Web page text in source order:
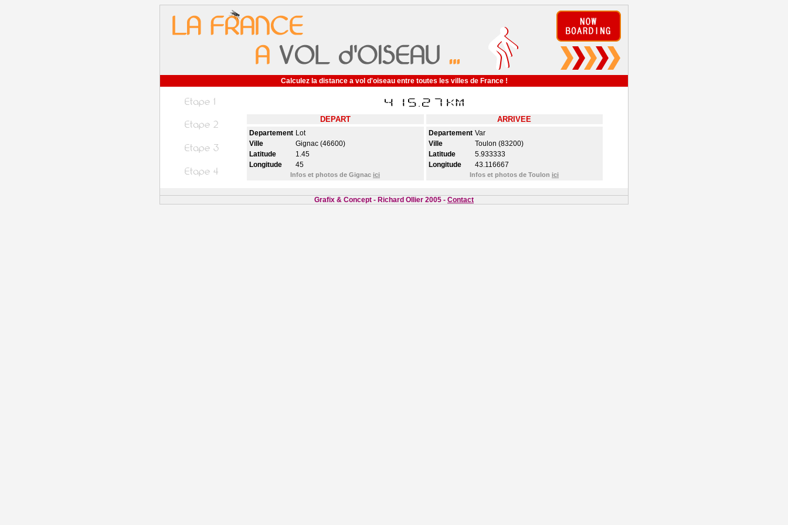
Calculez la distance a vol d'oiseau entre toutes les villes de France !
DEPART ARRIVEE
Departement Lot
Ville
Gignac (46600)
Latitude
1.45
Longitude
45
Infos et photos de Gignac ici
Departement Var
Ville
Toulon (83200)
Latitude
5.933333
Longitude
43.116667
Infos et photos de Toulon ici
Grafix & Concept - Richard Ollier 2005 - Contact